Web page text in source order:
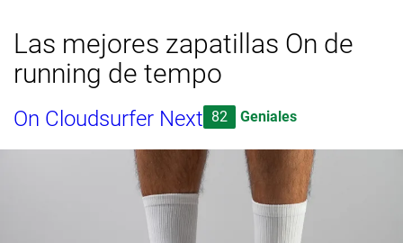
Las mejores zapatillas On de
running de tempo
On Cloudsurfer Next 82 Geniales